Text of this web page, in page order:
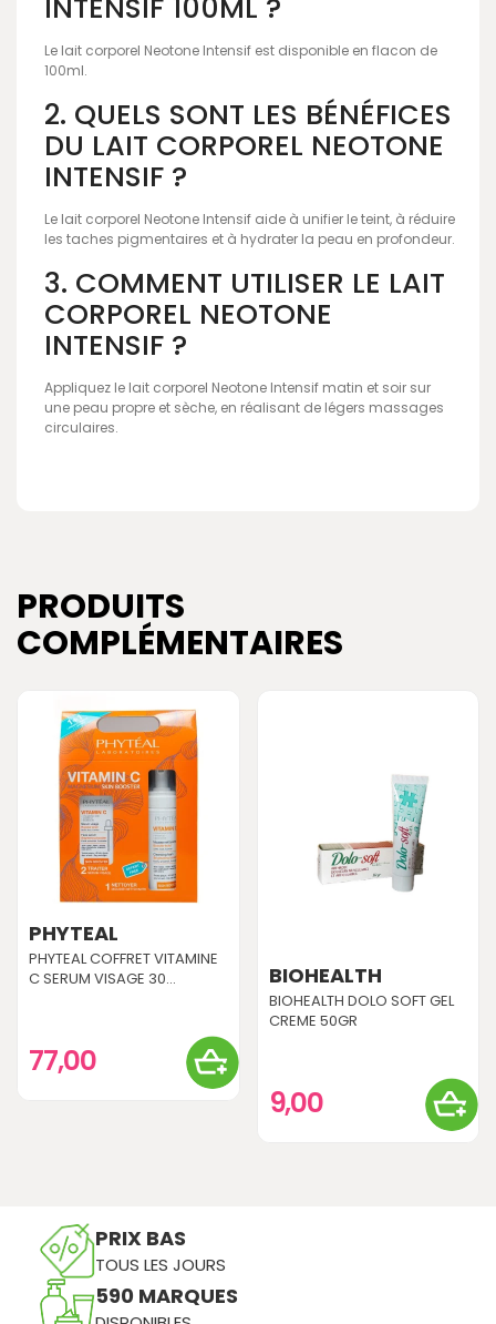
INTENSIF 100ML ?
Le lait corporel Neotone Intensif est disponible en flacon de
100ml.
2. QUELS SONT LES BÉNÉFICES
DU LAIT CORPOREL NEOTONE
INTENSIF ?
Le lait corporel Neotone Intensif aide à unifier le teint, à réduire
les taches pigmentaires et à hydrater la peau en profondeur.
3. COMMENT UTILISER LE LAIT
CORPOREL NEOTONE
INTENSIF ?
Appliquez le lait corporel Neotone Intensif matin et soir sur
une peau propre et sèche, en réalisant de légers massages
circulaires.
PRODUITS
COMPLÉMENTAIRES
PHYTEAL
PHYTEAL COFFRET VITAMINE
C SERUM VISAGE 30...
77,00
BIOHEALTH
BIOHEALTH DOLO SOFT GEL
CREME 50GR
9,00
PRIX BAS
TOUS LES JOURS
590 MARQUES